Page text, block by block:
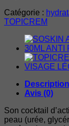
Catégorie :
TOPICREM
Description
Avis (0)
Son cocktail
peau (urée,